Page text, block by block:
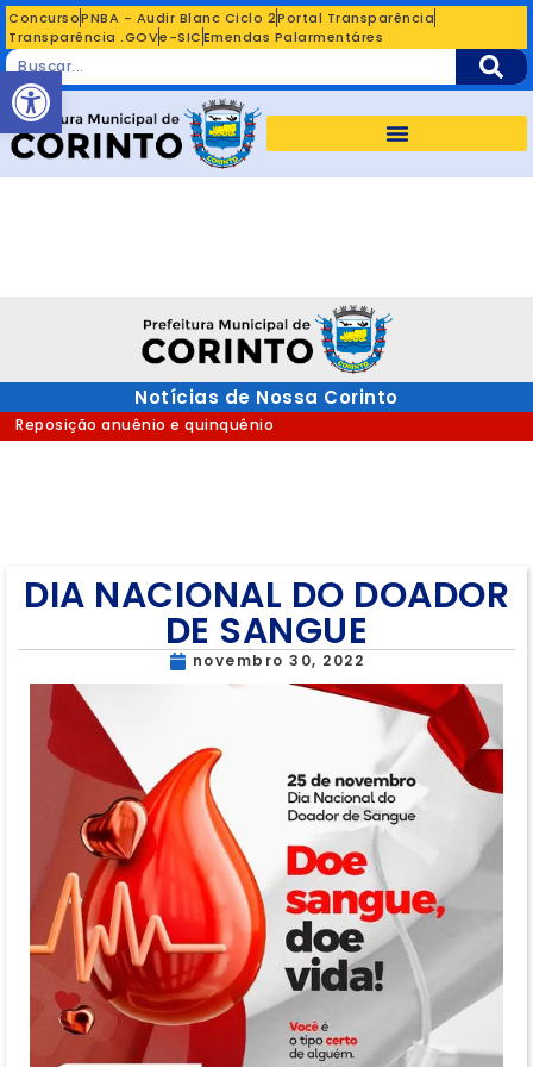
ConcursoPNBA - Audir Blanc Ciclo 2Portal Transparência
Transparência .GOVe-SICEmendas Palarmentáres
Notícias de Nossa Corinto
Reposição anuênio e quinquênio
DIA NACIONAL DO DOADOR
DE SANGUE
novembro 30, 2022
Abrir a barra de ferramentas